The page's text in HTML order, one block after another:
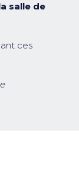
salle de
ces